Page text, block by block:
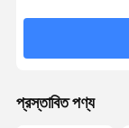
প্রস্তাবিত পণ্য